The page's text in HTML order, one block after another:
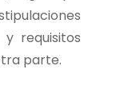
requisitos
parte.